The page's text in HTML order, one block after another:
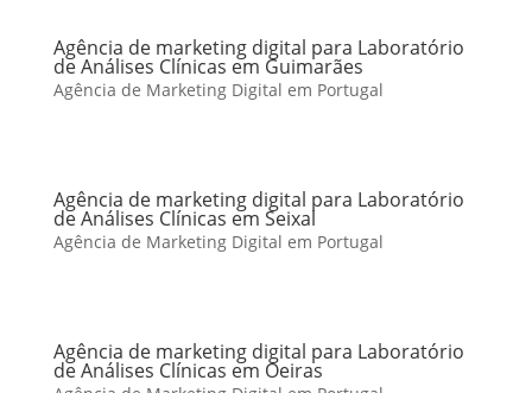
Agência de marketing digital para Laboratório
de Análises Clínicas em Guimarães
Agência de Marketing Digital em Portugal
Agência de marketing digital para Laboratório
de Análises Clínicas em Seixal
Agência de Marketing Digital em Portugal
Agência de marketing digital para Laboratório
de Análises Clínicas em Oeiras